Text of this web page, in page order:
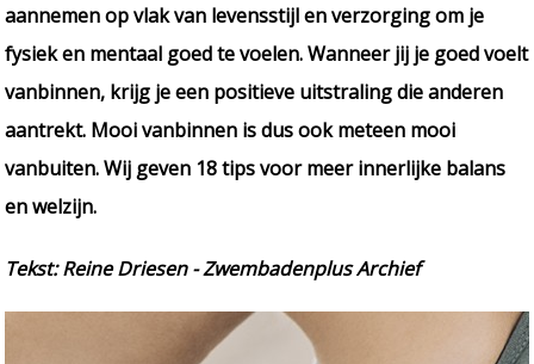
aannemen op vlak van levensstijl en verzorging om je
fysiek en mentaal goed te voelen. Wanneer jij je goed voelt
vanbinnen, krijg je een positieve uitstraling die anderen
aantrekt. Mooi vanbinnen is dus ook meteen mooi
vanbuiten. Wij geven 18 tips voor meer innerlijke balans
en welzijn.
Tekst: Reine Driesen - Zwembadenplus Archief